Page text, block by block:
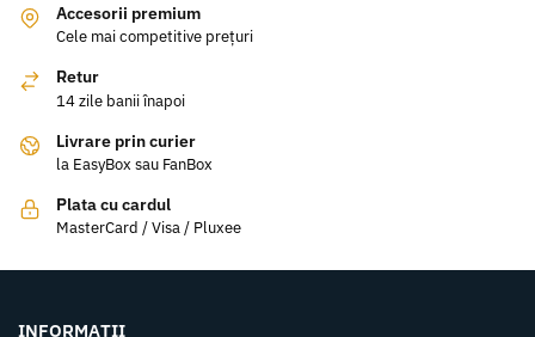
Accesorii premium
Cele mai competitive prețuri
Retur
14 zile banii înapoi
Livrare prin curier
la EasyBox sau FanBox
Plata cu cardul
MasterCard / Visa / Pluxee
INFORMAȚII